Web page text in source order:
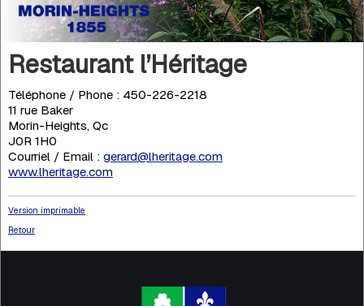
Restaurant l’Héritage
Téléphone / Phone : 450-226-2218
11 rue Baker
Morin-Heights, Qc
J0R 1H0
Courriel / Email : gerard@lheritage.com
www.lheritage.com
Version imprimable
Retour